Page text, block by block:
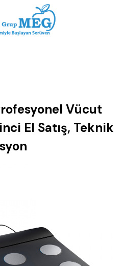
Vücut
El Satış, Teknik